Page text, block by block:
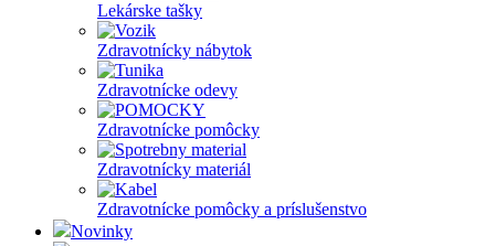
Lekárske tašky
Zdravotnícky nábytok
Zdravotnícke odevy
Zdravotnícke pomôcky
Zdravotnícky materiál
Zdravotnícke pomôcky a príslušenstvo
Novinky